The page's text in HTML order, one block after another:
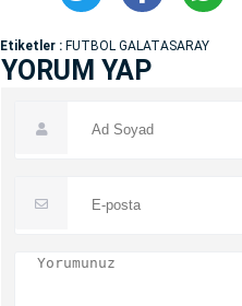
Etiketler : FUTBOL GALATASARAY
YORUM YAP